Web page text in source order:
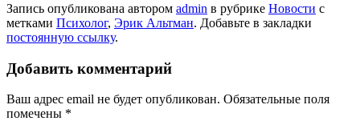
Запись опубликована автором admin в рубрике Новости с
метками Психолог, Эрик Альтман. Добавьте в закладки
постоянную ссылку.
Добавить комментарий
Ваш адрес email не будет опубликован. Обязательные поля
помечены *